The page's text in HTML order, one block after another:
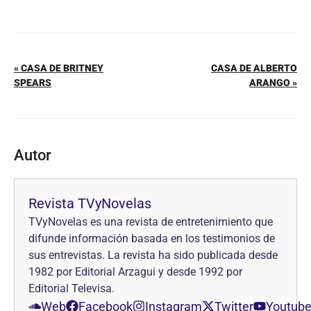
« CASA DE BRITNEY
SPEARS
CASA DE ALBERTO
ARANGO »
Autor
Revista TVyNovelas
TVyNovelas es una revista de entretenimiento que
difunde información basada en los testimonios de
sus entrevistas. La revista ha sido publicada desde
1982 por Editorial Arzagui y desde 1992 por
Editorial Televisa.
Web Facebook Instagram Twitter Youtube